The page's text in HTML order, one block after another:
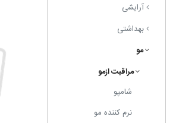
آرایشی
بهداشتی
مو
مراقبت ازمو
شامپو
نرم کننده مو